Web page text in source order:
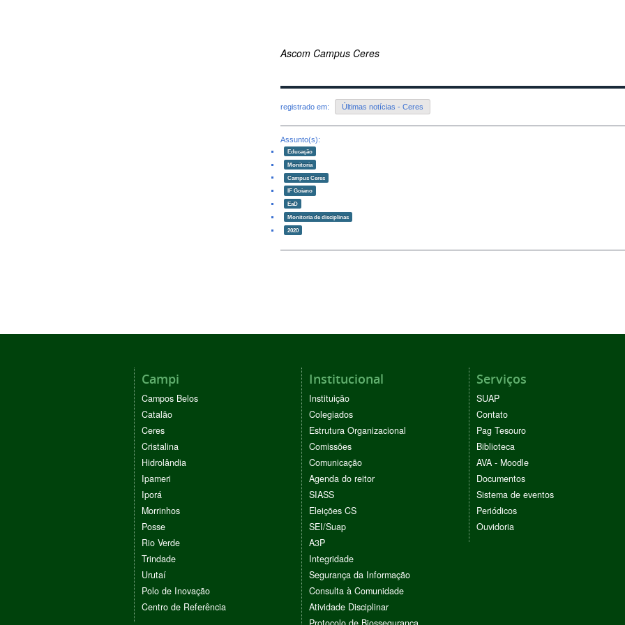
Ascom Campus Ceres
registrado em: Últimas notícias - Ceres
Assunto(s):
Educação
Monitoria
Campus Ceres
IF Goiano
EaD
Monitoria de disciplinas
2020
Campi
Campos Belos
Catalão
Ceres
Cristalina
Hidrolândia
Ipameri
Iporá
Morrinhos
Posse
Rio Verde
Trindade
Urutaí
Polo de Inovação
Centro de Referência
Institucional
Instituição
Colegiados
Estrutura Organizacional
Comissões
Comunicação
Agenda do reitor
SIASS
Eleições CS
SEI/Suap
A3P
Integridade
Segurança da Informação
Consulta à Comunidade
Atividade Disciplinar
Serviços
SUAP
Contato
Pag Tesouro
Biblioteca
AVA - Moodle
Documentos
Sistema de eventos
Periódicos
Ouvidoria